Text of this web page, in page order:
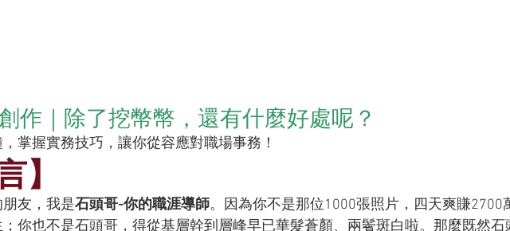
作｜除了挖幣幣，還有什麼好處呢？
掌握實務技巧，讓你從容應對職場事務！
】
朋友，我是石頭哥-你的職涯導師。因為你不是那位1000張照片，四天爽賺2700
你也不是石頭哥，得從基層幹到層峰早已華髮蒼顏、兩鬢斑白啦。那麼既然石